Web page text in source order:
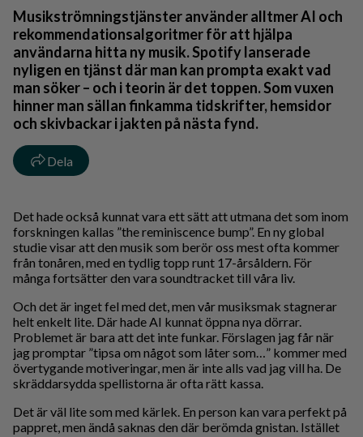
Musikströmningstjänster använder alltmer AI och
rekommendationsalgoritmer för att hjälpa
användarna hitta ny musik. Spotify lanserade
nyligen en tjänst där man kan prompta exakt vad
man söker – och i teorin är det toppen. Som vuxen
hinner man sällan finkamma tidskrifter, hemsidor
och skivbackar i jakten på nästa fynd.
Dela
Det hade också kunnat vara ett sätt att utmana det som inom
forskningen kallas ”the reminiscence bump”. En ny global
studie visar att den musik som berör oss mest ofta kommer
från tonåren, med en tydlig topp runt 17-årsåldern. För
många fortsätter den vara soundtracket till våra liv.
Och det är inget fel med det, men vår musiksmak stagnerar
helt enkelt lite. Där hade AI kunnat öppna nya dörrar.
Problemet är bara att det inte funkar. Förslagen jag får när
jag promptar ”tipsa om något som låter som…” kommer med
övertygande motiveringar, men är inte alls vad jag vill ha. De
skräddarsydda spellistorna är ofta rätt kassa.
Det är väl lite som med kärlek. En person kan vara perfekt på
pappret, men ändå saknas den där berömda gnistan. Istället